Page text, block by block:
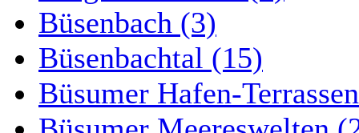
Büsenbach (3)
Büsenbachtal (15)
Büsumer Hafen-